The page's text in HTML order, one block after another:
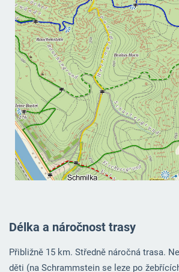
Délka a náročnost trasy
Přibližně 15 km. Středně náročná trasa.
děti (na Schrammstein se leze po